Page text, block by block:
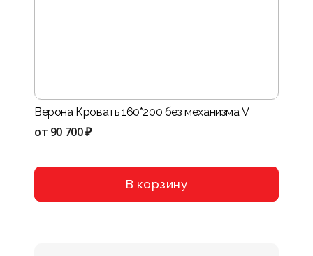
Верона Кровать 160*200 без механизма V
от 90 700 ₽
В корзину